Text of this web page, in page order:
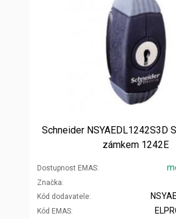
Schneider NSYAEDL1242S3D
zámkem 1242E
Dostupnost EMAS
Značka
Kód dodavatele
Kód EMAS